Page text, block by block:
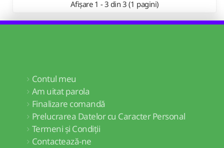
Afișare 1 - 3 din 3 (1 pagini)
Contul meu
Am uitat parola
Finalizare comandă
Prelucrarea Datelor cu Caracter Personal
Termeni și Condiții
Contactează-ne